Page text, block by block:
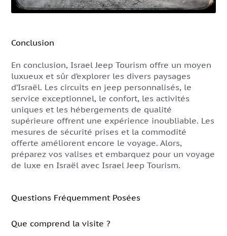
Conclusion
En conclusion, Israel Jeep Tourism offre un moyen
luxueux et sûr d’explorer les divers paysages
d’Israël. Les circuits en jeep personnalisés, le
service exceptionnel, le confort, les activités
uniques et les hébergements de qualité
supérieure offrent une expérience inoubliable. Les
mesures de sécurité prises et la commodité
offerte améliorent encore le voyage. Alors,
préparez vos valises et embarquez pour un voyage
de luxe en Israël avec Israel Jeep Tourism.
Questions Fréquemment Posées
Que comprend la visite ?